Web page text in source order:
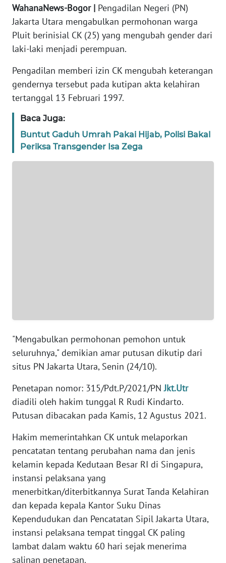
WahanaNews-Bogor | Pengadilan Negeri (PN)
Jakarta Utara mengabulkan permohonan warga
Pluit berinisial CK (25) yang mengubah gender dari
laki-laki menjadi perempuan.
Pengadilan memberi izin CK mengubah keterangan
gendernya tersebut pada kutipan akta kelahiran
tertanggal 13 Februari 1997.
Baca Juga:
Buntut Gaduh Umrah Pakai Hijab, Polisi Bakal
Periksa Transgender Isa Zega
"Mengabulkan permohonan pemohon untuk
seluruhnya," demikian amar putusan dikutip dari
situs PN Jakarta Utara, Senin (24/10).
Penetapan nomor: 315/Pdt.P/2021/PNJkt.Utr
diadili oleh hakim tunggal R Rudi Kindarto.
Putusan dibacakan pada Kamis, 12 Agustus 2021.
Hakim memerintahkan CK untuk melaporkan
pencatatan tentang perubahan nama dan jenis
kelamin kepada Kedutaan Besar RI di Singapura,
instansi pelaksana yang
menerbitkan/diterbitkannya Surat Tanda Kelahiran
dan kepada kepala Kantor Suku Dinas
Kependudukan dan Pencatatan Sipil Jakarta Utara,
instansi pelaksana tempat tinggal CK paling
lambat dalam waktu 60 hari sejak menerima
salinan penetapan.
DISCLAIMER
Wahana
Regional
WN
SUMUT
KEPRI
WN
WN
PAPUA
WN
RIAU
WN
SERAMBI
WN
JAMBI